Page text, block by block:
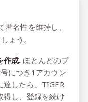
名性を維持し、
ょう。
作成. ほとんどのプ
につき1アカウン
達したら、TIGER
得し、登録を続け